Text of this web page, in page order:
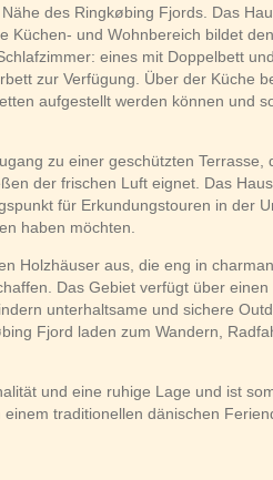
des Ringkøbing Fjords. Das
Küchen- und Wohnbereich bildet
eines mit Doppelbett
zur Verfügung. Über der Küche
aufgestellt werden können und
zu einer geschützten Terrasse,
der frischen Luft eignet. Das
für Erkundungstouren in der
haben möchten.
Holzhäuser aus, die eng in
Das Gebiet verfügt über
unterhaltsame und sichere
Fjord laden zum Wandern,
und eine ruhige Lage und ist
traditionellen dänischen